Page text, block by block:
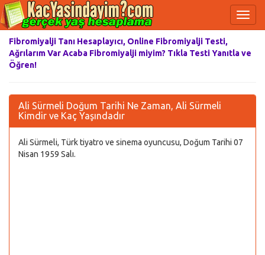
Fibromiyalji Tanı Hesaplayıcı, Online Fibromiyalji Testi,
Ağrılarım Var Acaba Fibromiyalji miyim? Tıkla Testi Yanıtla ve
Öğren!
Ali Sürmeli Doğum Tarihi Ne Zaman, Ali Sürmeli
Kimdir ve Kaç Yaşındadır
Ali Sürmeli, Türk tiyatro ve sinema oyuncusu, Doğum Tarihi 07
Nisan 1959 Salı.